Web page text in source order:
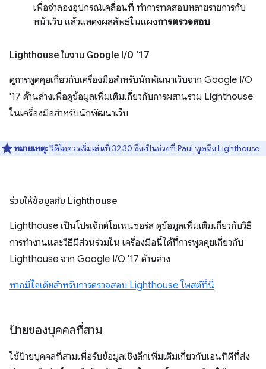
เพื่อจำลองอุปกรณ์เคลื่อนที่ ทำการทดสอบหลายรายการกับ
หน้าเว็บ แล้วแสดงผลลัพธ์ในแผงการตรวจสอบ
Lighthouse ในงาน Google I/O '17
ดูการพูดคุยเกี่ยวกับเครื่องมือสำหรับนักพัฒนาเว็บจาก Google I/O
'17 ด้านล่างเพื่อดูข้อมูลเพิ่มเติมเกี่ยวกับการผสานรวม Lighthouse
ในเครื่องมือสำหรับนักพัฒนาเว็บ
หมายเหตุ:วิดีโอควรเริ่มเล่นที่ 32:30 ซึ่งเป็นช่วงที่ Paul พูดถึง Lighthouse
ร่วมให้ข้อมูลกับ Lighthouse
Lighthouse เป็นโปรเจ็กต์โอเพนซอร์ส ดูข้อมูลเพิ่มเติมเกี่ยวกับวิธี
การทำงานและวิธีมีส่วนร่วมใน เครื่องมือนี้ได้ที่การพูดคุยเกี่ยวกับ
Lighthouse จาก Google I/O '17 ด้านล่าง
หากมีไอเดียสำหรับการตรวจสอบ Lighthouse โพสต์ที่นี่
ป้ายของบุคคลที่สาม
ใช้ป้ายบุคคลที่สามเพื่อรับข้อมูลเชิงลึกเพิ่มเติมเกี่ยวกับเอนทิตีที่ส่ง